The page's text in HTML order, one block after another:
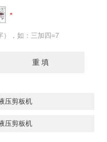
），如：三加四=7
压剪板机
压剪板机